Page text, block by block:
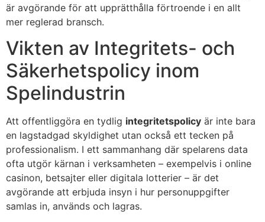
är avgörande för att upprätthålla förtroende i en allt
mer reglerad bransch.
Vikten av Integritets- och
Säkerhetspolicy inom
Spelindustrin
Att offentliggöra en tydlig integritetspolicy är inte bara
en lagstadgad skyldighet utan också ett tecken på
professionalism. I ett sammanhang där spelarens data
ofta utgör kärnan i verksamheten – exempelvis i online
casinon, betsajter eller digitala lotterier – är det
avgörande att erbjuda insyn i hur personuppgifter
samlas in, används och lagras.